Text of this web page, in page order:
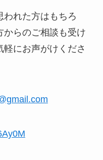
われた方はもちろ
からのご相談も受け
にお声がけくださ